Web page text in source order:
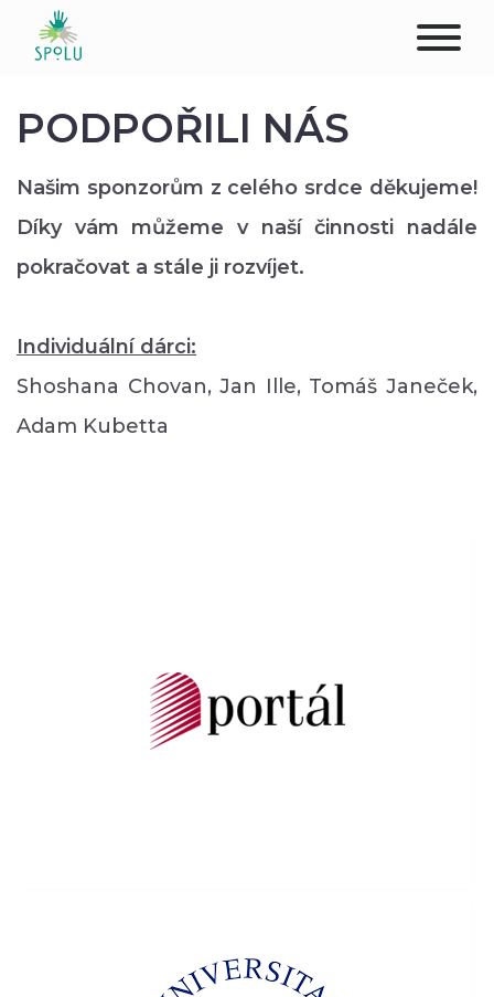
PODPOŘTE NÁS
PŮSOBIŠTĚ
PROFESIONÁLOVÉ
PODPOŘILI NÁS
Našim sponzorům z celého srdce děkujeme!
Díky vám můžeme v naší činnosti nadále
pokračovat a stále ji rozvíjet.
Individuální dárci:
Shoshana Chovan, Jan Ille, Tomáš Janeček,
Adam Kubetta